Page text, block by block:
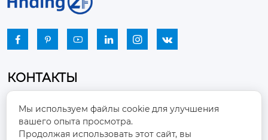
     
КОНТАКТЫ

Промышленный парк, город Наньцзяо,
район Чжоуцунь, город Цзыбо, провинция
Шаньдун
Мы используем файлы cookie для улучшения
вашего опыта просмотра.
Продолжая использовать этот сайт, вы